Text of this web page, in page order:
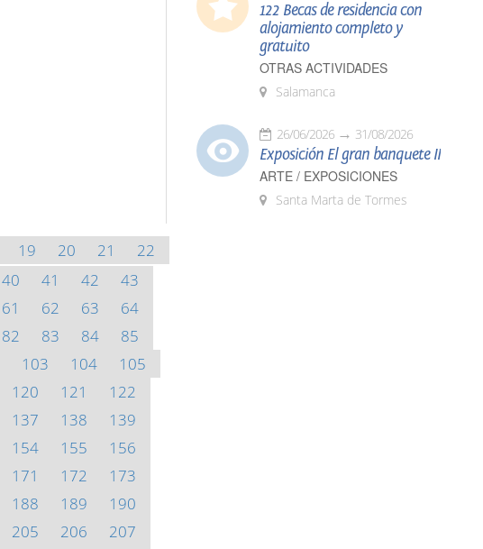
19 20 21
22
40 41 42
43
61 62 63
64
82 83 84
85
103 104
105
120 121
122
137 138
139
154 155
156
171 172
173
188 189
190
205 206 207
122 Becas de residencia con
alojamiento completo y
gratuito
OTRAS ACTIVIDADES
Salamanca
26/06/2026 31/08/2026
Exposición El gran banquete II
ARTE / EXPOSICIONES
Santa Marta de Tormes